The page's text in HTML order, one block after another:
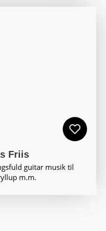
Friis
guitar musik til
m.m.